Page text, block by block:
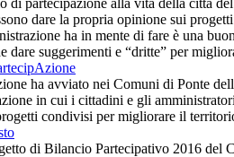
dare la propria opinione sui
ha in mente di fare è una
dare suggerimenti e “dritte” per
ha avviato nei Comuni di Ponte
in cui i cittadini e gli
condivisi per migliorare il
di Bilancio Partecipativo 2016 del